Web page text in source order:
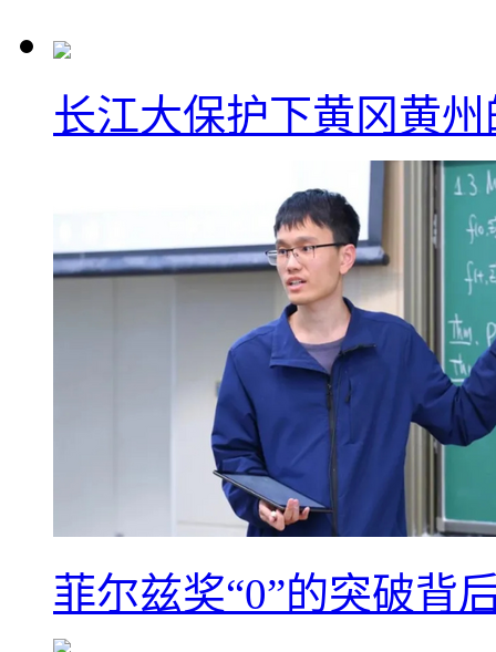
长江大保护下黄冈黄
菲尔兹奖“0”的突破背